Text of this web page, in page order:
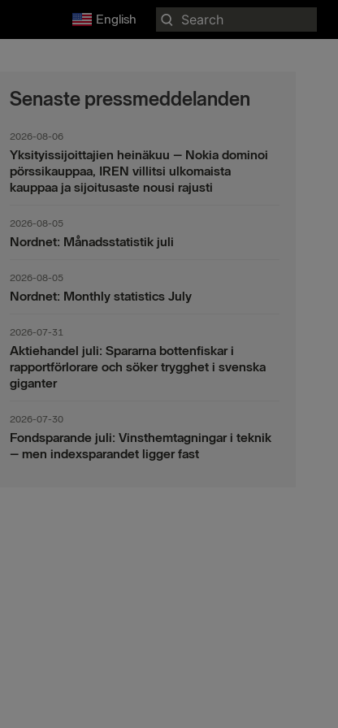
English
Search
for:
Senaste pressmeddelanden
2026-08-06
Yksityissijoittajien heinäkuu – Nokia dominoi
pörssikauppaa, IREN villitsi ulkomaista
kauppaa ja sijoitusaste nousi rajusti
2026-08-05
Nordnet: Månadsstatistik juli
2026-08-05
Nordnet: Monthly statistics July
2026-07-31
Aktiehandel juli: Spararna bottenfiskar i
rapportförlorare och söker trygghet i svenska
giganter
2026-07-30
Fondsparande juli: Vinsthemtagningar i teknik
– men indexsparandet ligger fast